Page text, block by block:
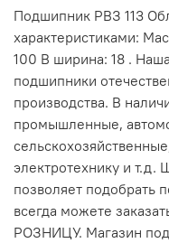
Подшипник РВЗ 113
характеристиками:
100 В ширина: 18 .
подшипники
производства. В
промышленные,
электротехнику и
позволяет
всегда можете
РОЗНИЦУ. Магазин